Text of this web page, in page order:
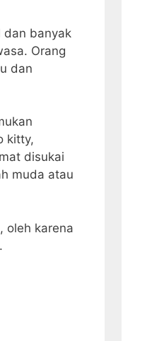
dan banyak
Orang
dan
kitty,
disukai
muda atau
oleh karena